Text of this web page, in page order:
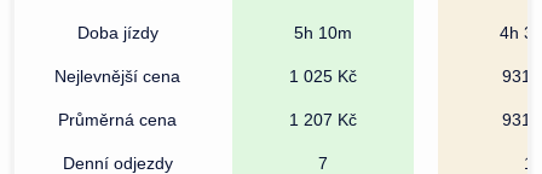
Doba jízdy
Nejlevnější cena
Průměrná cena
Denní odjezdy
5h 10m
1 025 Kč
1 207 Kč
7
4h
931
931
1